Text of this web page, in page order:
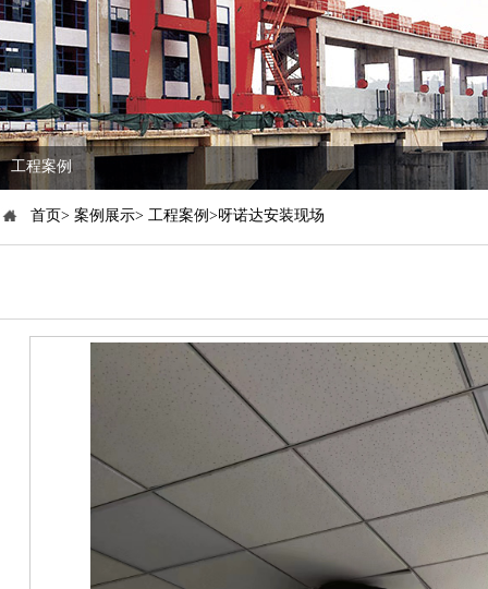
工程案例
首页> 案例展示> 工程案例>呀诺达安装现场